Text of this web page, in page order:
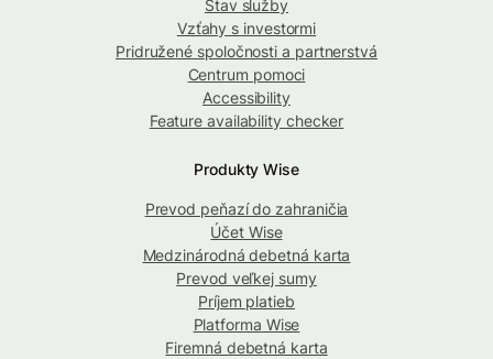
Stav služby
Vzťahy s investormi
Pridružené spoločnosti a partnerstvá
Centrum pomoci
Accessibility
Feature availability checker
Produkty Wise
Prevod peňazí do zahraničia
Účet Wise
Medzinárodná debetná karta
Prevod veľkej sumy
Príjem platieb
Platforma Wise
Firemná debetná karta